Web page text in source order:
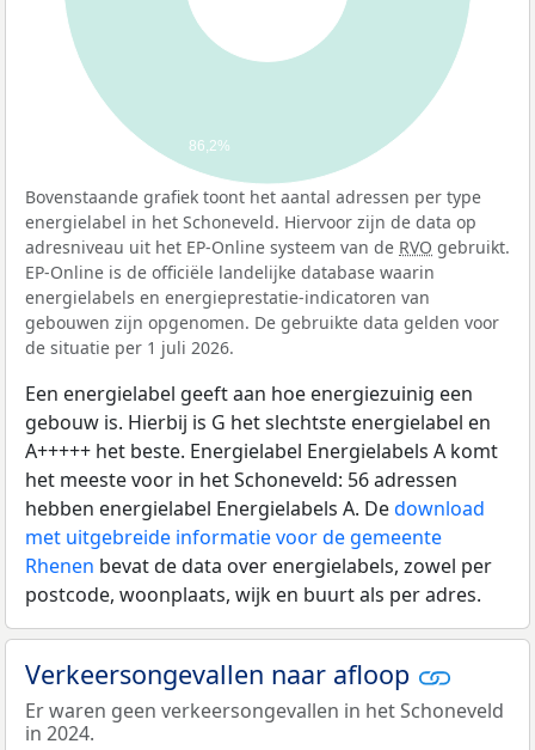
86,2%
Bovenstaande grafiek toont het aantal adressen per type
energielabel in het Schoneveld. Hiervoor zijn de data op
adresniveau uit het EP-Online systeem van de RVO gebruikt.
EP-Online is de officiële landelijke database waarin
energielabels en energieprestatie-indicatoren van
gebouwen zijn opgenomen. De gebruikte data gelden voor
de situatie per 1 juli 2026.
Een energielabel geeft aan hoe energiezuinig een
gebouw is. Hierbij is G het slechtste energielabel en
A+++++ het beste. Energielabel Energielabels A komt
het meeste voor in het Schoneveld: 56 adressen
hebben energielabel Energielabels A. Dedownload
met uitgebreide informatie voor de gemeente
Rhenen bevat de data over energielabels, zowel per
postcode, woonplaats, wijk en buurt als per adres.
Verkeersongevallen naar afloop
Er waren geen verkeersongevallen in het Schoneveld
in 2024.